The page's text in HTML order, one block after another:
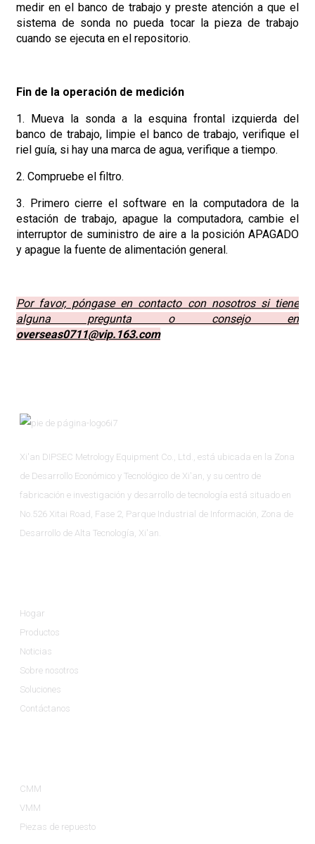
medir en el banco de trabajo y preste atención a que el
sistema de sonda no pueda tocar la pieza de trabajo
cuando se ejecuta en el repositorio.
Fin de la operación de medición
1. Mueva la sonda a la esquina frontal izquierda del
banco de trabajo, limpie el banco de trabajo, verifique el
riel guía, si hay una marca de agua, verifique a tiempo.
2. Compruebe el filtro.
3. Primero cierre el software en la computadora de la
estación de trabajo, apague la computadora, cambie el
interruptor de suministro de aire a la posición APAGADO
y apague la fuente de alimentación general.
Por favor, póngase en contacto con nosotros si tiene
alguna pregunta o consejo en
overseas0711@vip.163.com
Xi'an DIPSEC Metrology Equipment Co., Ltd., está ubicada en la Zona
de Desarrollo Económico y Tecnológico de Xi'an, y su centro de
fabricación e investigación y desarrollo de tecnología está situado en
No.526 Xitai Road, Fase 2, Parque Industrial de Información, Zona de
Desarrollo de Alta Tecnología, Xi'an.
Hogar
Productos
Noticias
Sobre nosotros
Soluciones
Contáctanos
CMM
VMM
Piezas de repuesto